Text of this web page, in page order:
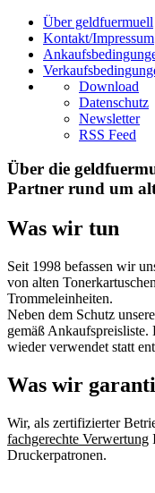
Über geldfuermuell
Kontakt/Impressum
Download
Datenschutz
Newsletter
RSS Feed
Über die
Partner rund um
Was wir tun
Seit 1998 befassen wir
von alten
Trommeleinheiten.
Neben dem Schutz
gemäß
wieder verwendet statt
Was wir
Wir, als zertifizierter
fachgerechte Verwertung
Druckerpatronen.